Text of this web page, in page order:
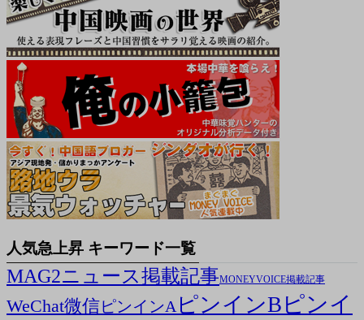
人気急上昇 キーワード一覧
MAG2ニュース掲載記事MONEYVOICE掲載記事
WeChat微信ピンインA ピンインB ピンイ